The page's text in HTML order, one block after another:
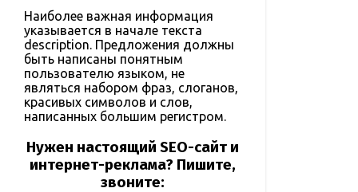
Наиболее важная информация
указывается в начале текста
description. Предложения должны
быть написаны понятным
пользователю языком, не
являться набором фраз, слоганов,
красивых символов и слов,
написанных большим регистром.
Нужен настоящий SEO-сайти
интернет-реклама? Пишите,
звоните: